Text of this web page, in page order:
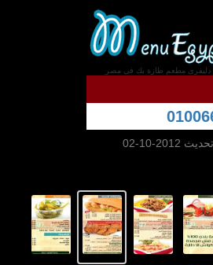
دليفرى مطعم طازة بك فى مصر
10-02